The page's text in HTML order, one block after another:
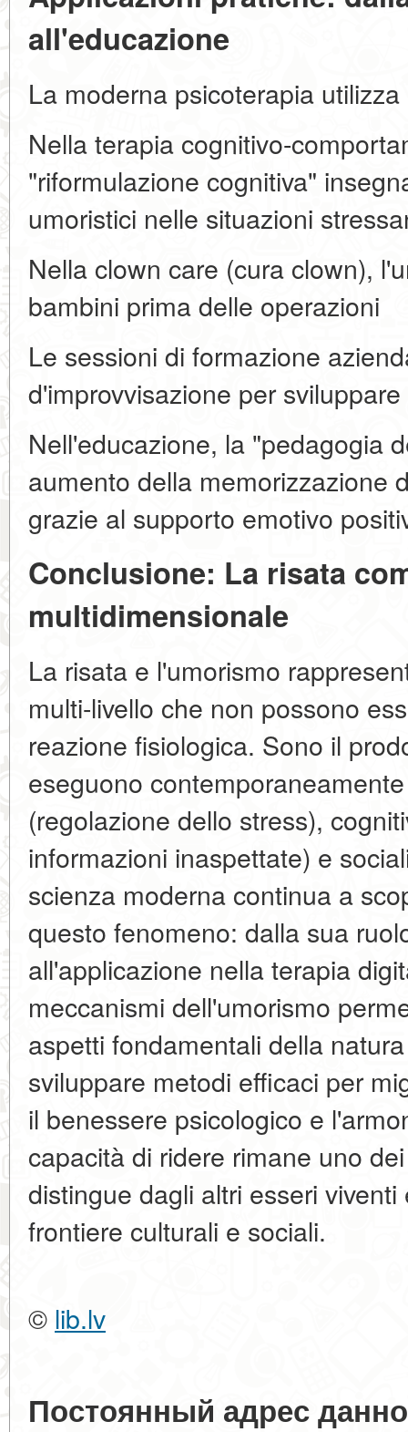
all'educazione
La moderna psicoterapia
Nella terapia cognitivo-
"riformulazione cognitiva"
umoristici nelle situazioni
Nella clown care (cura clown),
bambini prima delle operazioni
Le sessioni di formazione
d'improvvisazione per
Nell'educazione, la "pedagogia
aumento della memorizzazione
grazie al supporto emotivo
Conclusione: La risata
multidimensionale
La risata e l'umorismo
multi-livello che non possono
reazione fisiologica. Sono il
eseguono
(regolazione dello stress),
informazioni inaspettate) e
scienza moderna continua a
questo fenomeno: dalla sua
all'applicazione nella terapia
meccanismi dell'umorismo
aspetti fondamentali della
sviluppare metodi efficaci per
il benessere psicologico e
capacità di ridere rimane uno
distingue dagli altri esseri
frontiere culturali e sociali.
© lib.lv
Постоянный адрес